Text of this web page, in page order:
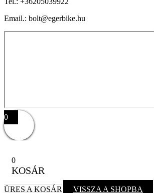
Email.: bolt@egerbike.hu
0
0
KOSÁR
ÜRES A KOSÁR VISSZA A SHOPBA